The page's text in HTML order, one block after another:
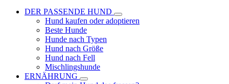
DER PASSENDE HUND
Hund kaufen oder adoptieren
Beste Hunde
Hunde nach Typen
Hund nach Größe
Hund nach Fell
Mischlingshunde
ERNÄHRUNG